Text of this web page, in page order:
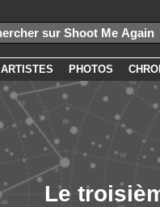
ARTISTES PHOTOS
Le